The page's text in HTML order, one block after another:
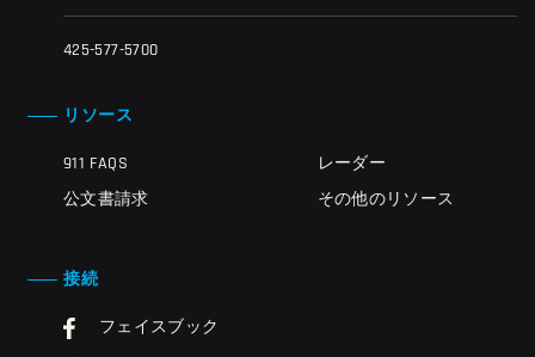
425-577-5700
リソース
911 FAQS
公文書請求
レーダー
その他のリソース
接続
フェイスブック